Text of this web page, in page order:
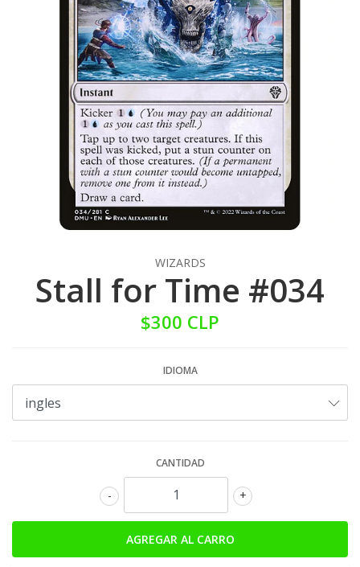
WIZARDS
Stall for Time #034
$300 CLP
IDIOMA
CANTIDAD
+
-